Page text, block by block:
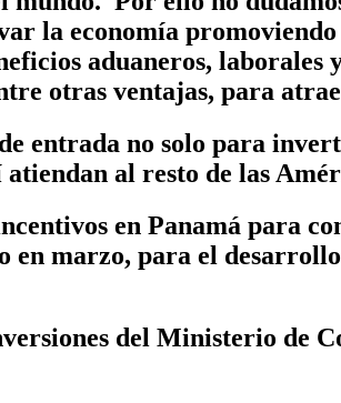
la economía
aduaneros,
otras ventajas, para
entrada no solo para
al resto de las
en Panamá para
marzo, para el desarrollo
del Ministerio de